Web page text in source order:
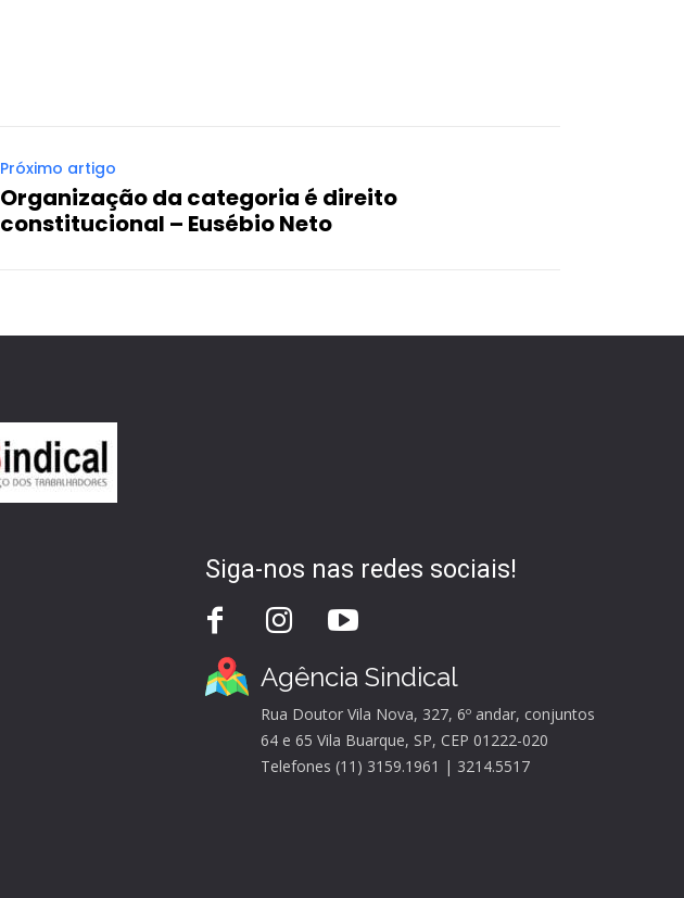
Próximo artigo
Organização da categoria é direito
constitucional – Eusébio Neto
Siga-nos nas redes sociais!
Agência Sindical
Rua Doutor Vila Nova, 327, 6º andar, conjuntos
64 e 65 Vila Buarque, SP, CEP 01222-020
Telefones (11) 3159.1961 | 3214.5517